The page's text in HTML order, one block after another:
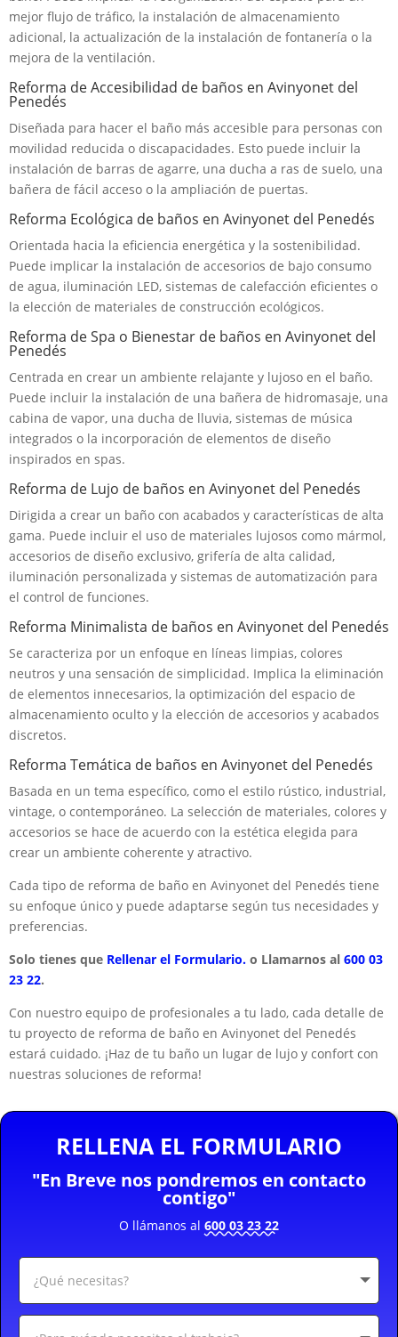
mejor flujo de tráfico, la instalación de almacenamiento
adicional, la actualización de la instalación de fontanería o la
mejora de la ventilación.
Reforma de Accesibilidad de baños en Avinyonet del
Penedés
Diseñada para hacer el baño más accesible para personas con
movilidad reducida o discapacidades. Esto puede incluir la
instalación de barras de agarre, una ducha a ras de suelo, una
bañera de fácil acceso o la ampliación de puertas.
Reforma Ecológica de baños en Avinyonet del Penedés
Orientada hacia la eficiencia energética y la sostenibilidad.
Puede implicar la instalación de accesorios de bajo consumo
de agua, iluminación LED, sistemas de calefacción eficientes o
la elección de materiales de construcción ecológicos.
Reforma de Spa o Bienestar de baños en Avinyonet del
Penedés
Centrada en crear un ambiente relajante y lujoso en el baño.
Puede incluir la instalación de una bañera de hidromasaje, una
cabina de vapor, una ducha de lluvia, sistemas de música
integrados o la incorporación de elementos de diseño
inspirados en spas.
Reforma de Lujo de baños en Avinyonet del Penedés
Dirigida a crear un baño con acabados y características de alta
gama. Puede incluir el uso de materiales lujosos como mármol,
accesorios de diseño exclusivo, grifería de alta calidad,
iluminación personalizada y sistemas de automatización para
el control de funciones.
Reforma Minimalista de baños en Avinyonet del Penedés
Se caracteriza por un enfoque en líneas limpias, colores
neutros y una sensación de simplicidad. Implica la eliminación
de elementos innecesarios, la optimización del espacio de
almacenamiento oculto y la elección de accesorios y acabados
discretos.
Reforma Temática de baños en Avinyonet del Penedés
Basada en un tema específico, como el estilo rústico, industrial,
vintage, o contemporáneo. La selección de materiales, colores y
accesorios se hace de acuerdo con la estética elegida para
crear un ambiente coherente y atractivo.
Cada tipo de reforma de baño en Avinyonet del Penedés tiene
su enfoque único y puede adaptarse según tus necesidades y
preferencias.
Solo tienes que Rellenar el Formulario. o Llamarnos al 600 03
23 22.
Con nuestro equipo de profesionales a tu lado, cada detalle de
tu proyecto de reforma de baño en Avinyonet del Penedés
estará cuidado. ¡Haz de tu baño un lugar de lujo y confort con
nuestras soluciones de reforma!
RELLENA EL FORMULARIO
"En Breve nos pondremos en contacto
contigo"
O llámanos al 600 03 23 22